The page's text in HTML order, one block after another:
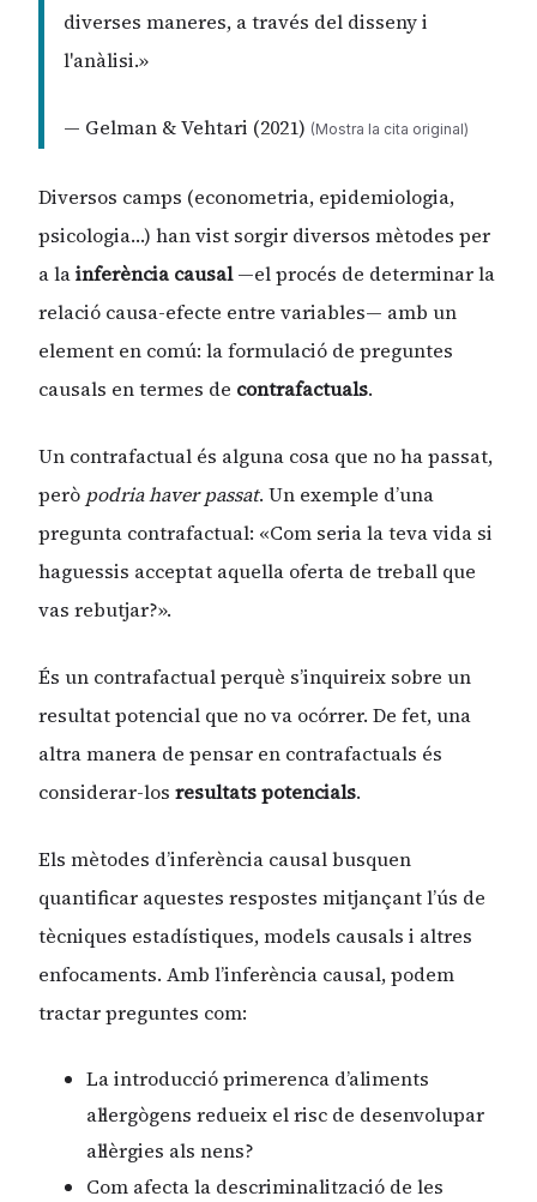
diverses maneres, a través del disseny i
l'anàlisi.»
— Gelman & Vehtari (2021) (Mostra la cita original)
Diversos camps (econometria, epidemiologia,
psicologia…) han vist sorgir diversos mètodes per
a lainferència causal—el procés de determinar la
relació causa-efecte entre variables— amb un
element en comú: la formulació de preguntes
causals en termes de contrafactuals.
Un contrafactual és alguna cosa que no ha passat,
però podria haver passat. Un exemple d’una
pregunta contrafactual: «Com seria la teva vida si
haguessis acceptat aquella oferta de treball que
vas rebutjar?».
És un contrafactual perquè s’inquireix sobre un
resultat potencial que no va ocórrer. De fet, una
altra manera de pensar en contrafactuals és
considerar-los resultats potencials.
Els mètodes d’inferència causal busquen
quantificar aquestes respostes mitjançant l’ús de
tècniques estadístiques, models causals i altres
enfocaments. Amb l’inferència causal, podem
tractar preguntes com:
La introducció primerenca d’aliments
al·lergògens redueix el risc de desenvolupar
al·lèrgies als nens?
Com afecta la descriminalització de les